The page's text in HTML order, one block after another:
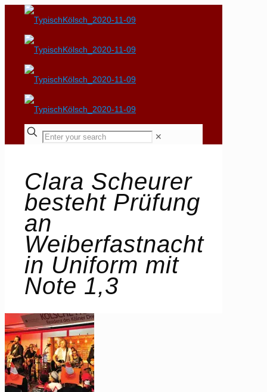
✕
Clara Scheurer
besteht Prüfung
an
Weiberfastnacht
in Uniform mit
Note 1,3